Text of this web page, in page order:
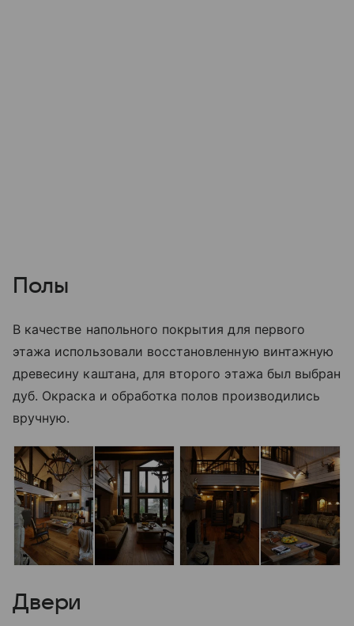
Полы
В качестве напольного покрытия для первого
этажа использовали восстановленную винтажную
древесину каштана, для второго этажа был выбран
дуб. Окраска и обработка полов производились
вручную.
Двери